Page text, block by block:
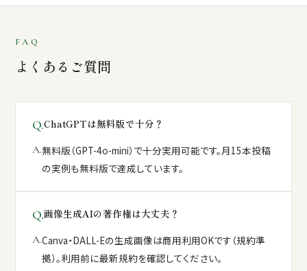
FAQ
よくあるご質問
ChatGPTは無料版で十分？
無料版（GPT-4o-mini）で十分実用可能です。月15本投稿
の実例も無料版で達成しています。
画像生成AIの著作権は大丈夫？
Canva・DALL-Eの生成画像は商用利用OKです（規約準
拠）。利用前に最新規約を確認してください。